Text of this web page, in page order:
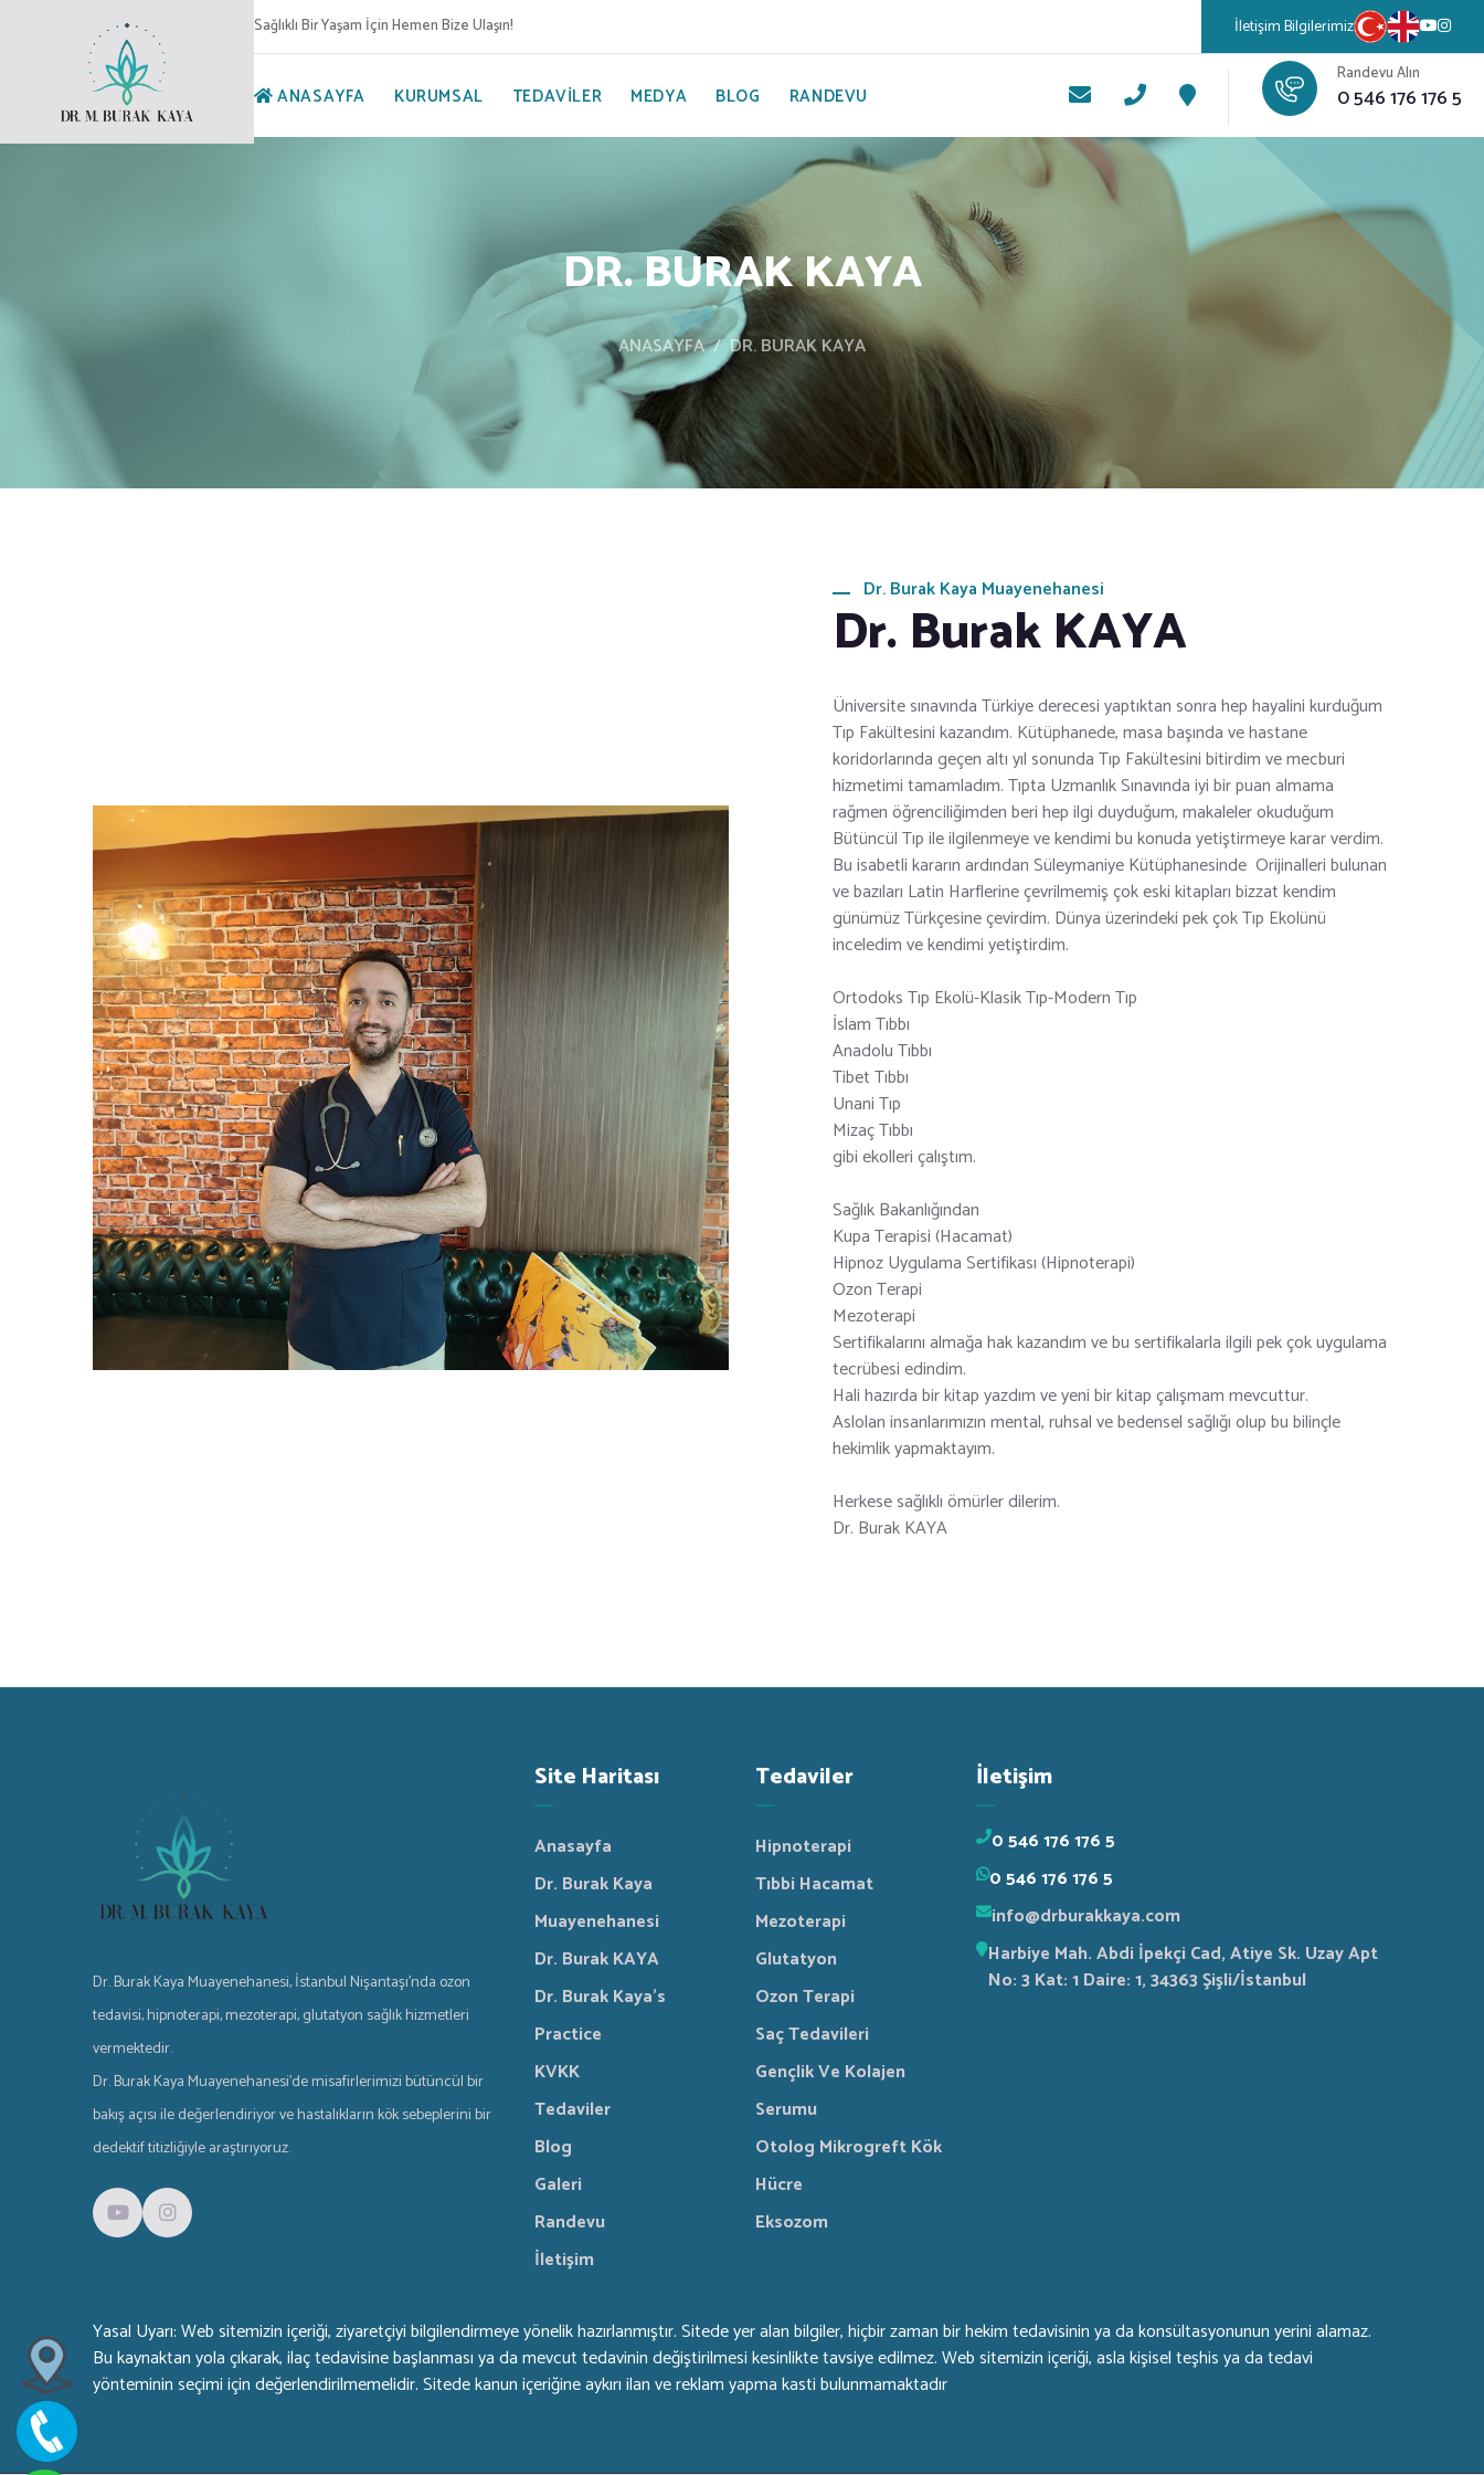
Sağlıklı Bir Yaşam İçin Hemen Bize Ulaşın! İletişim Bilgilerimiz
ANASAYFA KURUMSAL TEDAVILER MEDYA BLOG RANDEVU
Randevu Alın
0 546 176 176 5
DR. BURAK KAYA
ANASAYFA DR. BURAK KAYA
Dr. Burak Kaya Muayenehanesi
Dr. Burak KAYA
Üniversite sınavında Türkiye derecesi yaptıktan sonra hep hayalini kurduğum
Tıp Fakültesini kazandım. Kütüphanede, masa başında ve hastane
koridorlarında geçen altı yıl sonunda Tıp Fakültesini bitirdim ve mecburi
hizmetimi tamamladım. Tıpta Uzmanlık Sınavında iyi bir puan almama
rağmen öğrenciliğimden beri hep ilgi duyduğum, makaleler okuduğum
Bütüncül Tıp ile ilgilenmeye ve kendimi bu konuda yetiştirmeye karar verdim.
Bu isabetli kararın ardından Süleymaniye Kütüphanesinde Orijinalleri bulunan
ve bazıları Latin Harflerine çevrilmemiş çok eski kitapları bizzat kendim
günümüz Türkçesine çevirdim. Dünya üzerindeki pek çok Tıp Ekolünü
inceledim ve kendimi yetiştirdim.
Ortodoks Tıp Ekolü-Klasik Tıp-Modern Tıp
İslam Tıbbı
Anadolu Tıbbı
Tibet Tıbbı
Unani Tıp
Mizaç Tıbbı
gibi ekolleri çalıştım.
Sağlık Bakanlığından
Kupa Terapisi (Hacamat)
Hipnoz Uygulama Sertifikası (Hipnoterapi)
Ozon Terapi
Mezoterapi
Sertifikalarını almağa hak kazandım ve bu sertifikalarla ilgili pek çok uygulama
tecrübesi edindim.
Hali hazırda bir kitap yazdım ve yeni bir kitap çalışmam mevcuttur.
Aslolan insanlarımızın mental, ruhsal ve bedensel sağlığı olup bu bilinçle
hekimlik yapmaktayım.
Herkese sağlıklı ömürler dilerim.
Dr. Burak KAYA
Dr. Burak Kaya Muayenehanesi, İstanbul Nişantaşı'nda ozon
tedavisi, hipnoterapi, mezoterapi, glutatyon sağlık hizmetleri
vermektedir.
Dr. Burak Kaya Muayenehanesi'de misafirlerimizi bütüncül bir
bakış açısı ile değerlendiriyor ve hastalıkların kök sebeplerini bir
dedektif titizliğiyle araştırıyoruz.
Site Haritası
Anasayfa
Dr. Burak Kaya
Muayenehanesi
Dr. Burak KAYA
Dr. Burak Kaya's
Practice
KVKK
Tedaviler
Blog
Galeri
Randevu
İletişim
Tedaviler
Hipnoterapi
Tıbbi Hacamat
Mezoterapi
Glutatyon
Ozon Terapi
Saç Tedavileri
Gençlik Ve Kolajen
Serumu
Otolog Mikrogreft Kök
Hücre
Eksozom
İletişim
0 546 176 176 5
0 546 176 176 5
info@drburakkaya.com
Harbiye Mah. Abdi İpekçi Cad, Atiye Sk. Uzay Apt
No: 3 Kat: 1 Daire: 1, 34363 Şişli/İstanbul
Yasal Uyarı: Web sitemizin içeriği, ziyaretçiyi bilgilendirmeye yönelik hazırlanmıştır. Sitede yer alan bilgiler, hiçbir zaman bir hekim tedavisinin ya da konsültasyonunun yerini alamaz.
Bu kaynaktan yola çıkarak, ilaç tedavisine başlanması ya da mevcut tedavinin değiştirilmesi kesinlikte tavsiye edilmez. Web sitemizin içeriği, asla kişisel teşhis ya da tedavi
yönteminin seçimi için değerlendirilmemelidir. Sitede kanun içeriğine aykırı ilan ve reklam yapma kasti bulunmamaktadır